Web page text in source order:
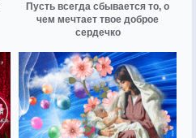
Пусть всегда сбывается то, о
чем мечтает твое доброе
сердечко